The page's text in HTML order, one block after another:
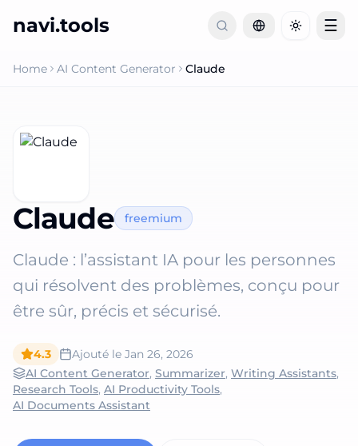
navi.tools Toggle
☰
Home AI Content Generator Claude
Claude freemium
Claude : l’assistant IA pour les personnes
qui résolvent des problèmes, conçu pour
être sûr, précis et sécurisé.
4.3 Ajouté le Jan 26, 2026
AI Content Generator, Summarizer, Writing Assistants,
Research Tools, AI Productivity Tools,
AI Documents Assistant